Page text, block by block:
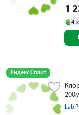
1
4 ×
Яндекс Сплит